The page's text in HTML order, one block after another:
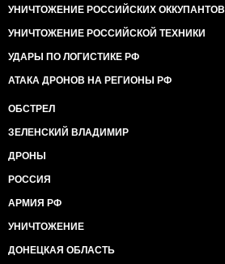
УНИЧТОЖЕНИЕ РОССИЙСКИХ ОККУПАНТОВ
УНИЧТОЖЕНИЕ РОССИЙСКОЙ ТЕХНИКИ
УДАРЫ ПО ЛОГИСТИКЕ РФ
АТАКА ДРОНОВ НА РЕГИОНЫ РФ
ОБСТРЕЛ
ЗЕЛЕНСКИЙ ВЛАДИМИР
ДРОНЫ
РОССИЯ
АРМИЯ РФ
УНИЧТОЖЕНИЕ
ДОНЕЦКАЯ ОБЛАСТЬ